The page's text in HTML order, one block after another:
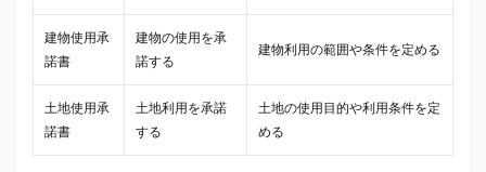
建物使用承
諾書
建物の使用を承
諾する
建物利用の範囲や条件を定める
土地使用承
諾書
土地利用を承諾
する
土地の使用目的や利用条件を定
める